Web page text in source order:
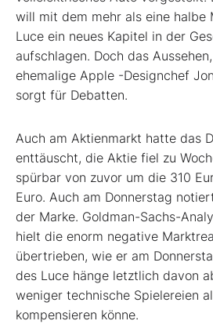
will mit dem mehr als eine halbe
Luce ein neues Kapitel in der
aufschlagen. Doch das
ehemalige Apple -Designchef
sorgt für Debatten.
Auch am Aktienmarkt hatte das
enttäuscht, die Aktie fiel zu
spürbar von zuvor um die 310
Euro. Auch am Donnerstag
der Marke. Goldman-Sachs-
hielt die enorm negative
übertrieben, wie er am
des Luce hänge letztlich davon
weniger technische Spielereien
kompensieren könne.